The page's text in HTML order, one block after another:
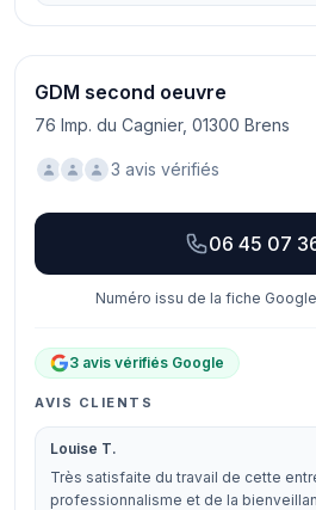
GDM second oeuvre
76 Imp. du Cagnier, 01300 Brens
3 avis vérifiés
06 45 07
Numéro issu de la fiche
3 avis vérifiés Google
AVIS CLIENTS
Louise T.
Très satisfaite du travail de cette
professionnalisme et de la